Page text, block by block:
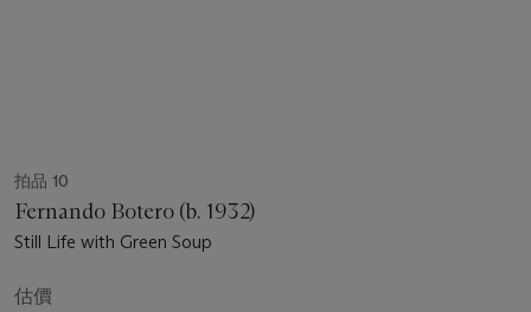
拍品 10
Fernando Botero (b. 1932)
Still Life with Green Soup
估價